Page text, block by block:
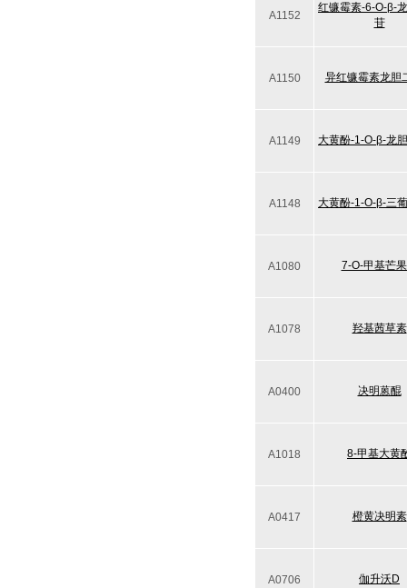
A1152
红镰霉素-6-O-β-
苷
A1150 异红镰霉素龙胆
A1149 大黄酚-1-O-β-龙
A1148 大黄酚-1-O-β-三
A1080 7-O-甲基芒
A1078 羟基茜草素
A0400 决明蒽醌
A1018 8-甲基大黄
A0417 橙黄决明素
A0706 伽升沃D